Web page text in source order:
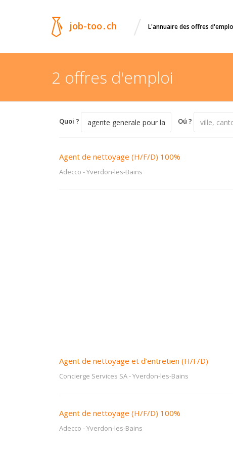
job-too.ch / L'annuaire des offres
2 offres d'emploi
Quoi ? Oú ?
Agent de nettoyage (H/F/D) 100%
Adecco -Yverdon-les-Bains
Agent de nettoyage et d’entretien (H/F/D)
Concierge Services SA-Yverdon-les-Bains
Agent de nettoyage (H/F/D) 100%
Adecco -Yverdon-les-Bains